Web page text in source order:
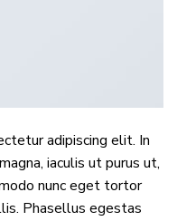
adipiscing elit. In
iaculis ut purus ut,
nunc eget tortor
Phasellus egestas